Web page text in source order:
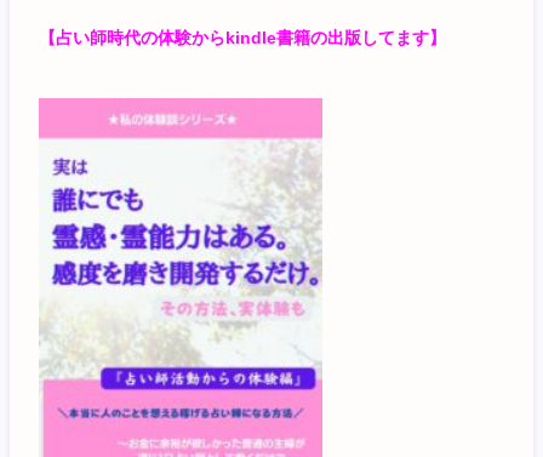
【占い師時代の体験からkindle書籍の出版してます】